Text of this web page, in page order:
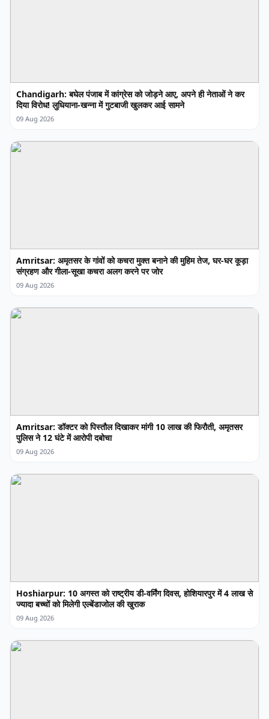
Chandigarh: बघेल पंजाब में कांग्रेस को जोड़ने आए, अपने ही नेताओं ने कर
दिया विरोध! लुधियाना-खन्ना में गुटबाजी खुलकर आई सामने
09 Aug 2026
Amritsar: अमृतसर के गांवों को कचरा मुक्त बनाने की मुहिम तेज, घर-घर कूड़ा
संग्रहण और गीला-सूखा कचरा अलग करने पर जोर
09 Aug 2026
Amritsar: डॉक्टर को पिस्तौल दिखाकर मांगी 10 लाख की फिरौती, अमृतसर
पुलिस ने 12 घंटे में आरोपी दबोचा
09 Aug 2026
Hoshiarpur: 10 अगस्त को राष्ट्रीय डी-वर्मिंग दिवस, होशियारपुर में 4 लाख से
ज्यादा बच्चों को मिलेगी एल्बेंडाजोल की खुराक
09 Aug 2026